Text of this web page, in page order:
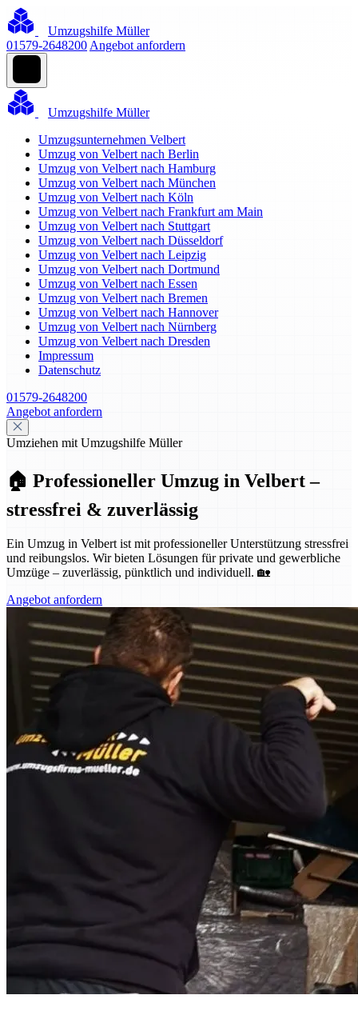
Umzugshilfe Müller
01579-2648200 Angebot anfordern
Umzugshilfe Müller
Umzugsunternehmen Velbert
Umzug von Velbert nach Berlin
Umzug von Velbert nach Hamburg
Umzug von Velbert nach München
Umzug von Velbert nach Köln
Umzug von Velbert nach Frankfurt am Main
Umzug von Velbert nach Stuttgart
Umzug von Velbert nach Düsseldorf
Umzug von Velbert nach Leipzig
Umzug von Velbert nach Dortmund
Umzug von Velbert nach Essen
Umzug von Velbert nach Bremen
Umzug von Velbert nach Hannover
Umzug von Velbert nach Nürnberg
Umzug von Velbert nach Dresden
Impressum
Datenschutz
01579-2648200
Angebot anfordern
Umziehen mit Umzugshilfe Müller
🏠 Professioneller Umzug in Velbert –
stressfrei & zuverlässig
Ein Umzug in Velbert ist mit professioneller Unterstützung stressfrei
und reibungslos. Wir bieten Lösungen für private und gewerbliche
Umzüge – zuverlässig, pünktlich und individuell. 🏡
Angebot anfordern